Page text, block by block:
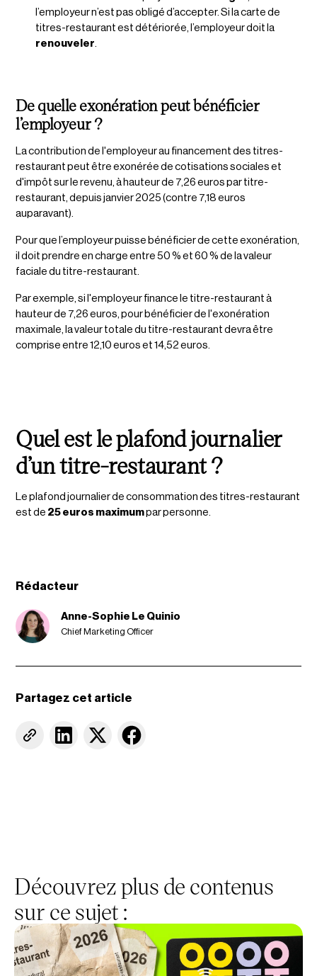
Rédacteur
Anne-Sophie Le Quinio
Chief Marketing Officer
Partagez cet article
l’employeur n’est pas obligé d’accepter. Si la carte de
titres-restaurant est détériorée, l’employeur doit la
renouveler
De quelle exonération peut bénéficier
l’employeur ?
La contribution de l'employeur au financement des titres-
restaurant peut être exonérée de cotisations sociales et
d'impôt sur le revenu, à hauteur de 7,26 euros par titre-
restaurant, depuis janvier 2025 (contre 7,18 euros
auparavant).
Pour que l’employeur puisse bénéficier de cette exonération,
il doit prendre en charge entre 50 % et 60 % de la valeur
faciale du titre-restaurant.
Par exemple, si l'employeur finance le titre-restaurant à
hauteur de 7,26 euros, pour bénéficier de l'exonération
maximale, la valeur totale du titre-restaurant devra être
comprise entre 12,10 euros et 14,52 euros.
Quel est le plafond journalier
d’un titre-restaurant ?
Le plafond journalier de consommation des titres-restaurant
est de 25 euros maximumpar personne.
Découvrez plus de contenus
sur ce sujet :